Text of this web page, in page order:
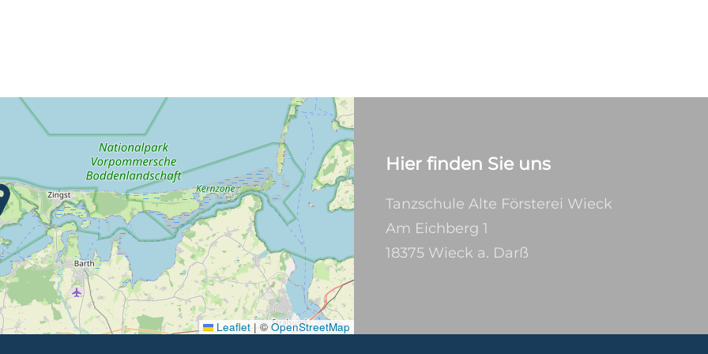
Leaflet | © OpenStreetMap
Hier finden Sie uns
Tanzschule Alte Försterei Wieck
Am Eichberg 1
18375 Wieck a. Darß